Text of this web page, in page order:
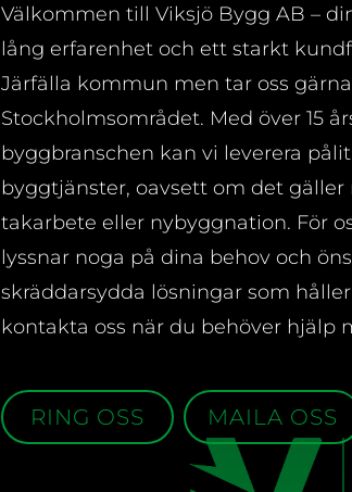
Välkommen tillViksjö Bygg AB –
lång erfarenhet och ett starkt
Järfälla kommun men tar oss
Stockholmsområdet. Med över 15
byggbranschen kan vi leverera
byggtjänster, oavsett om det gäller
takarbete eller nybyggnation. För
lyssnar noga på dina behov och
skräddarsydda lösningar som
kontakta oss när du behöver hjälp
RING OSS MAILA OSS